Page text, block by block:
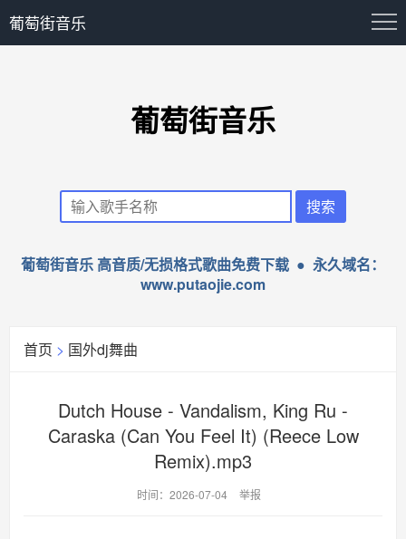
葡萄街音乐
葡萄街音乐
葡萄街音乐 高音质/无损格式歌曲免费下载 ● 永久域名：
www.putaojie.com
首页 > 国外dj舞曲
Dutch House - Vandalism, King Ru -
Caraska (Can You Feel It) (Reece Low
Remix).mp3
时间：2026-07-04 举报